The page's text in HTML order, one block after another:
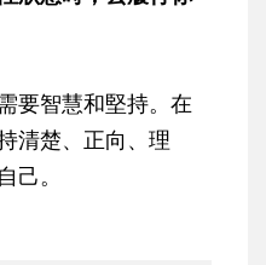
要智慧和堅持。在
清楚、正向、理
己。